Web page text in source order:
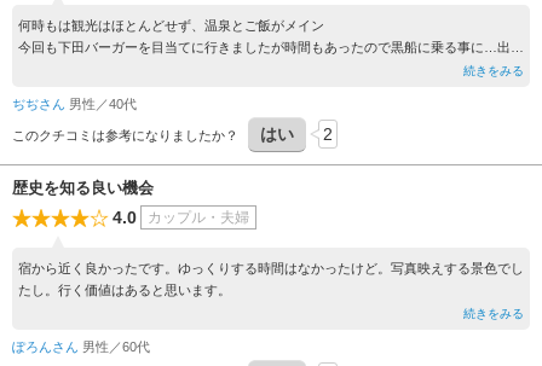
何時もは観光はほとんどせず、温泉とご飯がメイン
今回も下田バーガーを目当てに行きましたが時間もあったので黒船に乗る事に…出航
強制され乗る羽目に
結果、かもめとトンビの餌やりで観光とは?って感じでした
続きをみる
ぢぢさん 男性／40代
このクチコミは参考になりましたか？ はい 2
歴史を知る良い機会
4.0 カップル・夫婦
宿から近く良かったです。ゆっくりする時間はなかったけど。写真映えする景色でし
たし。行く価値はあると思います。
続きをみる
ぽろんさん 男性／60代